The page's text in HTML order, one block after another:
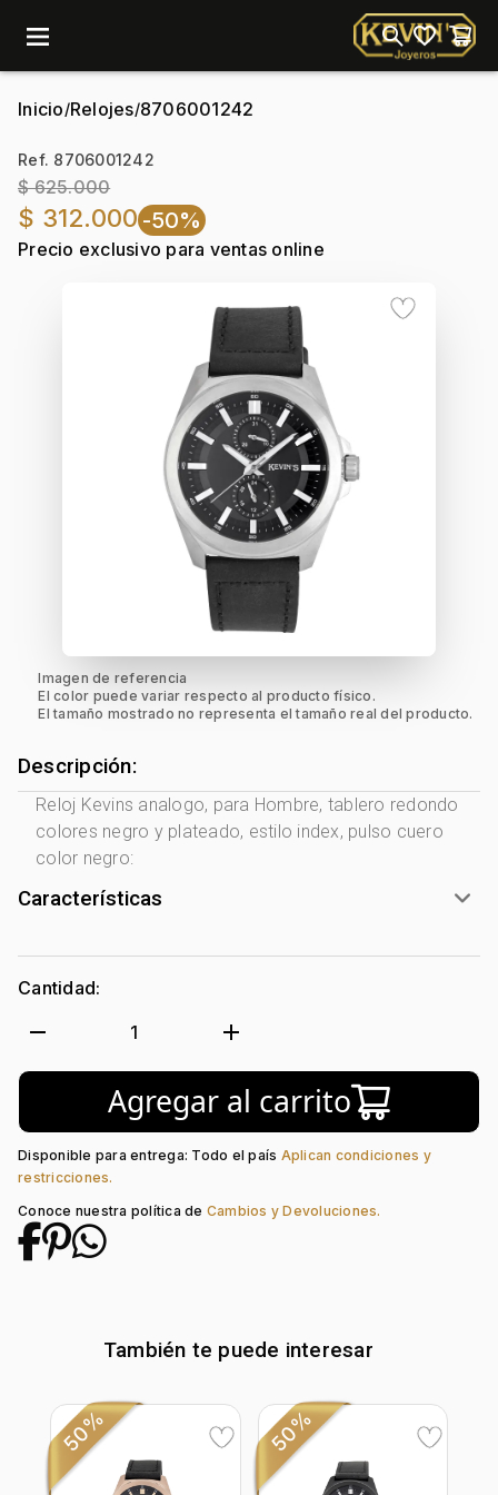
menu
Inicio/Relojes/8706001242
Ref. 8706001242
$ 625.000
$ 312.000-50%
Precio exclusivo para ventas online
Imagen de referencia
El color puede variar respecto al producto físico.
El tamaño mostrado no representa el tamaño real del producto.
Descripción:
Reloj Kevins analogo, para Hombre, tablero redondo
colores negro y plateado, estilo index, pulso cuero
color negro:
Características
Marca: Kevins
Género:
Forma de caja:
Movimiento:
Color del Bisel: Plateado
Color del tablero: Negro + Plateado
Color del Pulso:
Negro
Estilo de numeración:
Index
Material del pulso:
Cantidad:
remove 1 add
Agregar al carrito
Disponible para entrega: Todo el país Aplican condiciones y
restricciones.
Conoce nuestra política de Cambios y Devoluciones.
También te puede interesar
50% 50%